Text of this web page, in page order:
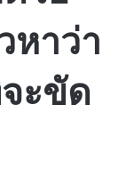
หาว่า
ะขัด